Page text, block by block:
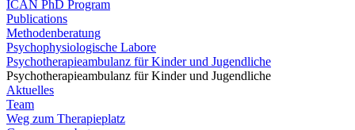
ICAN PhD Program
Publications
Methodenberatung
Psychophysiologische Labore
Psychotherapieambulanz für Kinder und Jugendliche
Psychotherapieambulanz für Kinder und Jugendliche
Aktuelles
Team
Weg zum Therapieplatz